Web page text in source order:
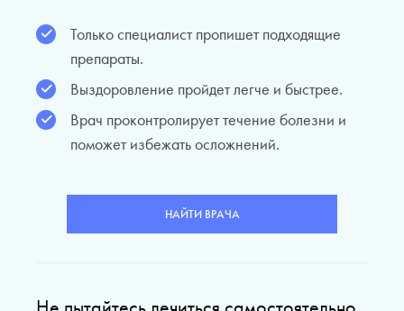
Только специалист пропишет подходящие
препараты.
Выздоровление пройдет легче и быстрее.
Врач проконтролирует течение болезни и
поможет избежать осложнений.
НАЙТИ ВРАЧА